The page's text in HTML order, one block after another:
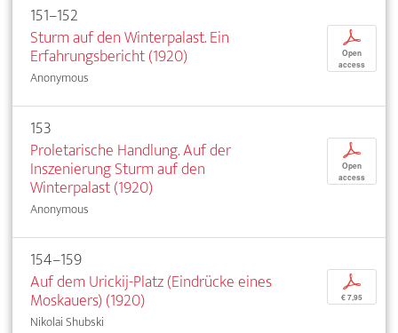
151–152
Sturm auf den Winterpalast. Ein
Erfahrungsbericht (1920)
Anonymous
p
Open
access
153
Proletarische Handlung. Auf der
Inszenierung Sturm auf den
Winterpalast (1920)
Anonymous
p
Open
access
154–159
Auf dem Urickij-Platz (Eindrücke eines
Moskauers) (1920)
Nikolai Shubski
p
€ 7,95